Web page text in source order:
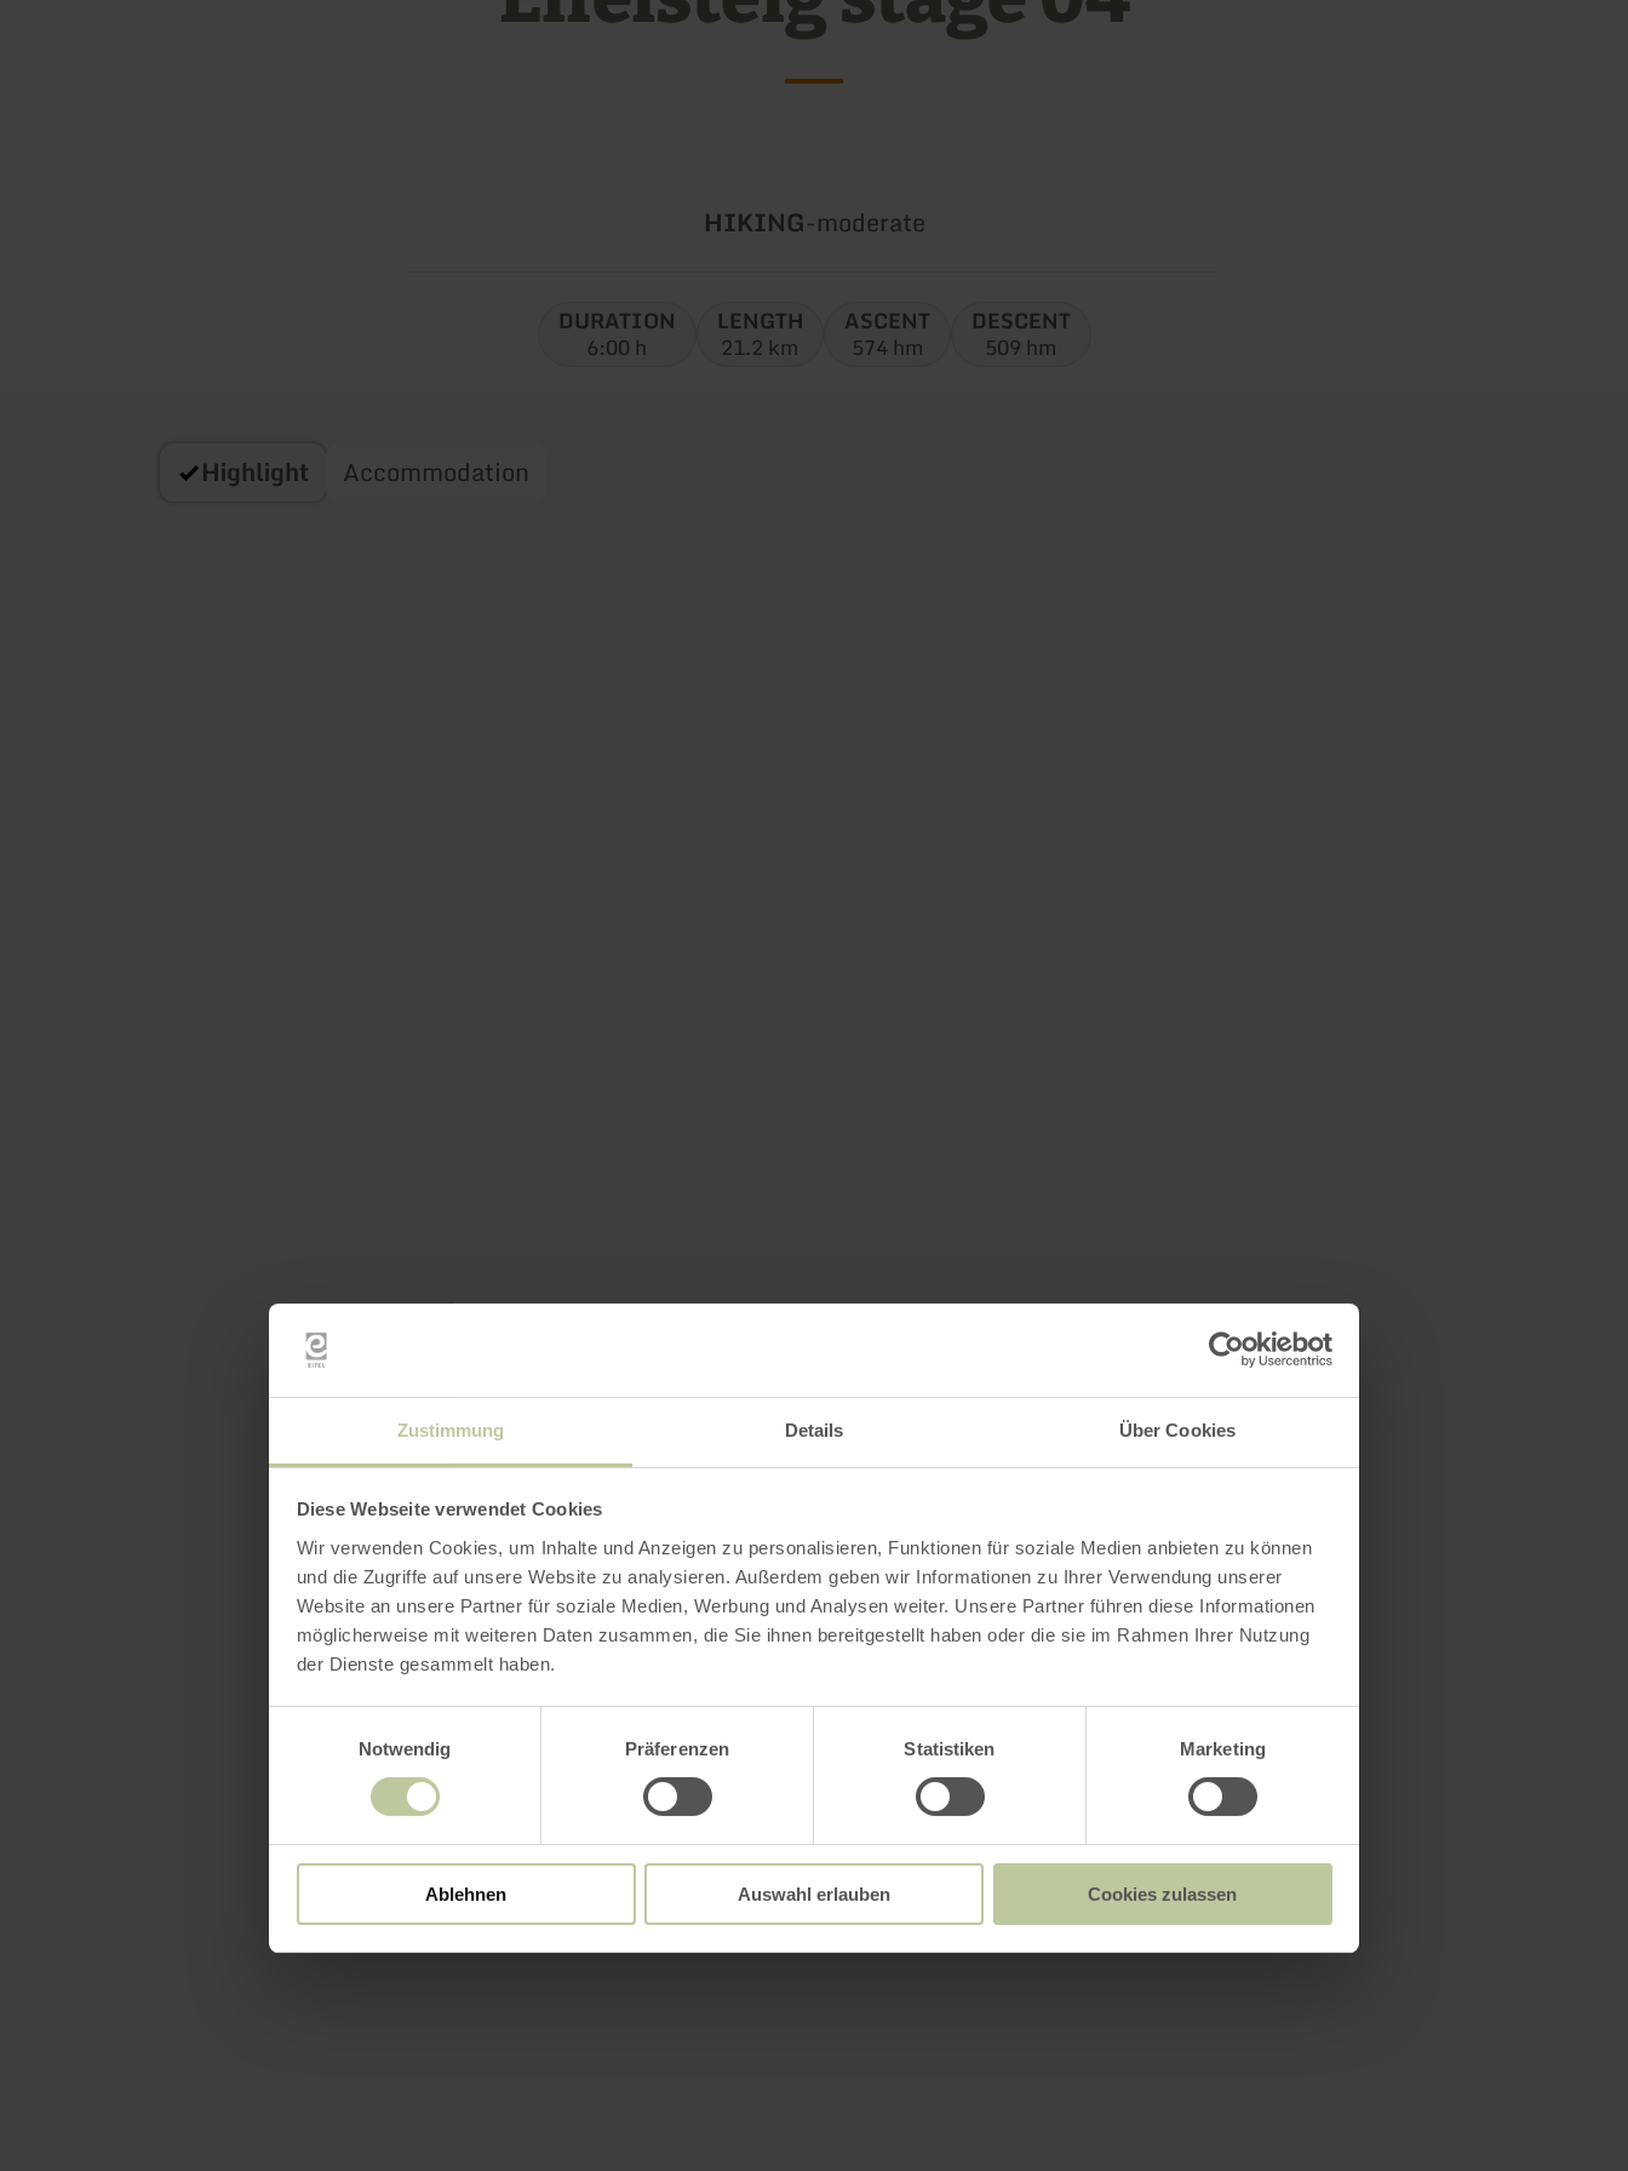
Zustimmung Details Über Cookies
Diese Webseite verwendet Cookies
Wir verwenden Cookies, um Inhalte und Anzeigen zu personalisieren, Funktionen für soziale Medien anbieten zu können
und die Zugriffe auf unsere Website zu analysieren. Außerdem geben wir Informationen zu Ihrer Verwendung unserer
Website an unsere Partner für soziale Medien, Werbung und Analysen weiter. Unsere Partner führen diese Informationen
möglicherweise mit weiteren Daten zusammen, die Sie ihnen bereitgestellt haben oder die sie im Rahmen Ihrer Nutzung
der Dienste gesammelt haben.
Notwendig
Präferenzen Statistiken Marketing
Ablehnen Auswahl erlauben Cookies zulassen
Type
HIKING-Difficulty:
moderate
DURATION
6:00 h
LENGTH
21.2 km
ASCENT
574 hm
DESCENT
509 hm
Highlight Accommodation